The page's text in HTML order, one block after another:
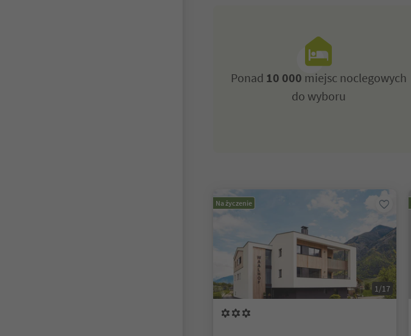
Ponad 10 000 miejsc noclegowych
do wyboru
Na życzenie
1/17